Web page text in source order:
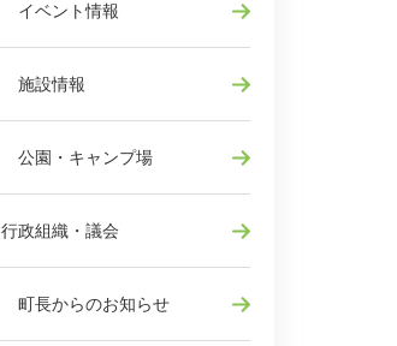
イベント情報
施設情報
公園・キャンプ場
行政組織・議会
町長からのお知らせ